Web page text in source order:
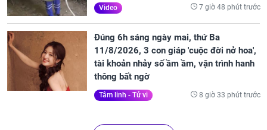
Video 7 giờ 48 phút trước
Đúng 6h sáng ngày mai, thứ Ba
11/8/2026, 3 con giáp 'cuộc đời nở hoa',
tài khoản nhảy số ầm ầm, vận trình hanh
thông bất ngờ
Tâm linh - Tử vi 8 giờ 33 phút trước